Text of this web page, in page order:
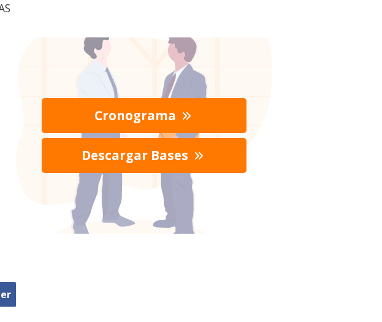
Cronograma
Descargar Bases